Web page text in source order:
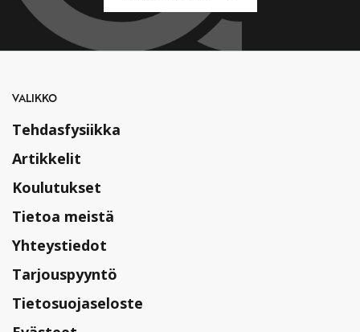
VALIKKO
Tehdasfysiikka
Artikkelit
Koulutukset
Tietoa meistä
Yhteystiedot
Tarjouspyyntö
Tietosuojaseloste